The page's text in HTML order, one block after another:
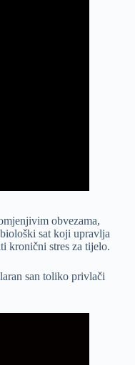
obvezama,
sat koji upravlja
kronični stres za tijelo.
san toliko privlači